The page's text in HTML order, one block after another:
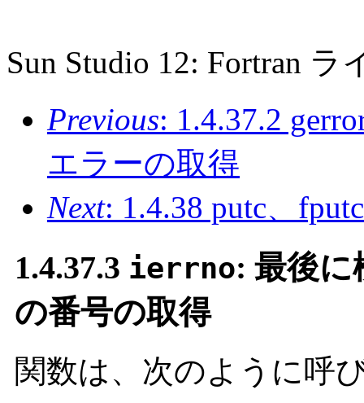
Sun Studio 12: Fortran
Previous: 1.4.37.2
エラーの取得
Next: 1.4.38 putc、
1.4.37.3 ierrno: 最後
の番号の取得
関数は、次のように呼